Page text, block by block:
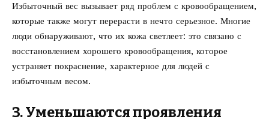
Избыточный вес вызывает ряд проблем с кровообращением,
которые также могут перерасти в нечто серьезное. Многие
люди обнаруживают, что их кожа светлеет: это связано с
восстановлением хорошего кровообращения, которое
устраняет покраснение, характерное для людей с
избыточным весом.
3. Уменьшаются проявления